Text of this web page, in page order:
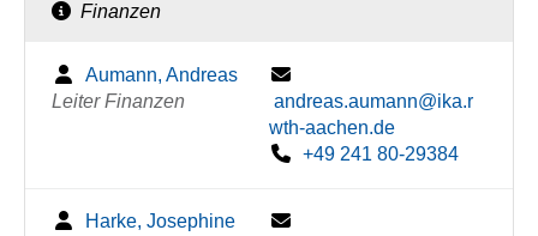
Finanzen
Aumann, Andreas
Leiter Finanzen
andreas.aumann@ika.r
wth-aachen.de
+49 241 80-29384
Harke, Josephine